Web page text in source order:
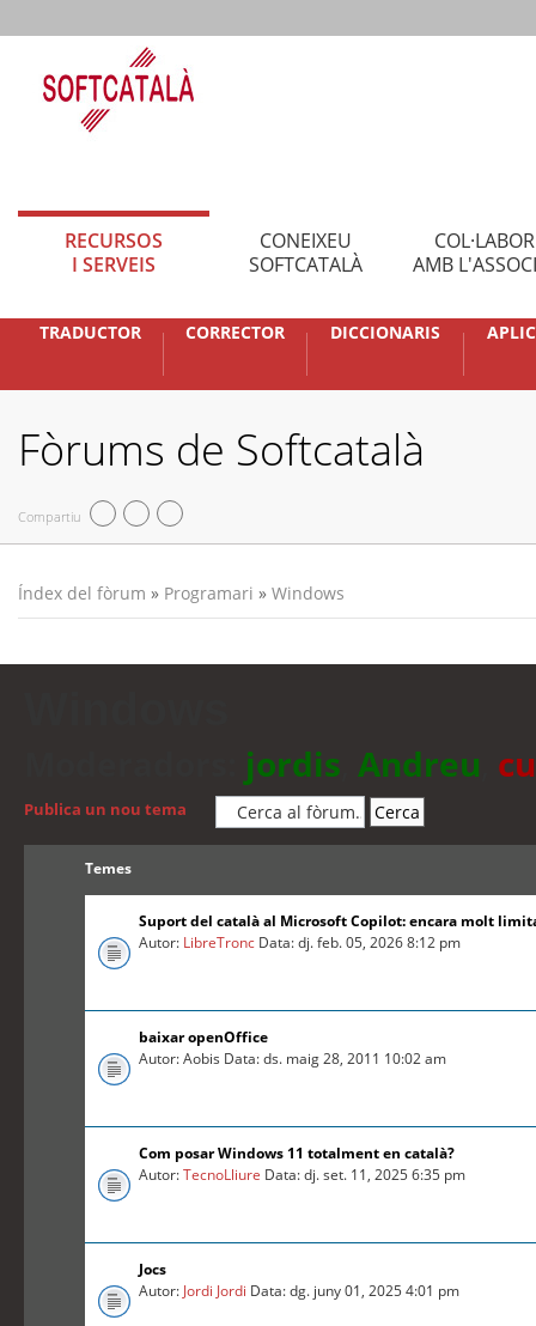
RECURSOS
I SERVEIS
CONEIXEU
SOFTCATALÀ
AMB
TRADUCTOR CORRECTOR DICCIONARIS
Fòrums de Softcatalà
Compartiu
Índex del fòrum » Programari » Windows
jordis Andreu
Publica un nou tema
Temes
Suport del català al Microsoft Copilot: encara molt
Autor: LibreTronc Data: dj. feb. 05, 2026 8:12 pm
baixar openOffice
Autor: Aobis Data: ds. maig 28, 2011 10:02 am
Com posar Windows 11 totalment en català?
Autor:TecnoLliure Data: dj. set. 11, 2025 6:35 pm
Jocs
Autor: Jordi Jordi Data: dg. juny 01, 2025 4:01 pm